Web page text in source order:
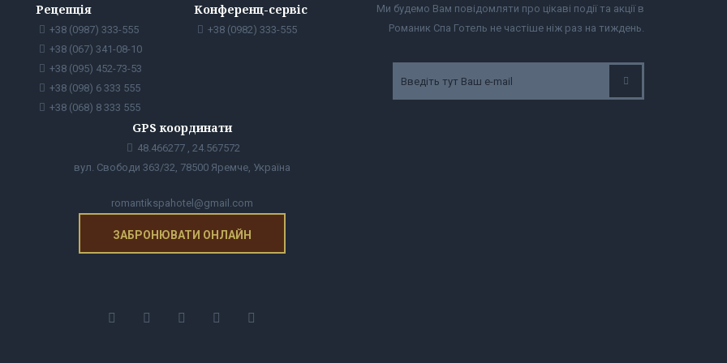
Рецепція
+38 (0987) 333-555
+38 (067) 341-08-10
+38 (095) 452-73-53
+38 (098) 6 333 555
+38 (068) 8 333 555
Конференц-сервіс
+38 (0982) 333-555
GPS координати
48.466277 , 24.567572
вул. Свободи 363/32, 78500 Яремче, Україна
romantikspahotel@gmail.com
ЗАБРОНЮВАТИ ОНЛАЙН
Ми будемо Вам повідомляти про цікаві події та акції в
Романик Спа Готель не частіше ніж раз на тиждень.